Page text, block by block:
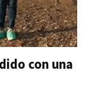
con una